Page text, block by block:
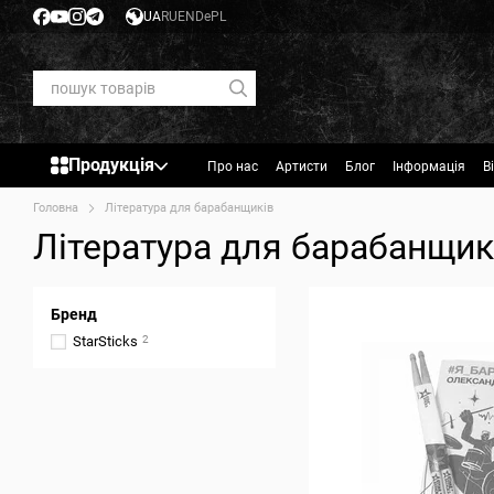
Перейти до основного контенту
UARU EN DePL
Продукція Про нас Артисти Блог Інформація
Головна Література для барабанщиків
Література для
Бренд
StarSticks 2